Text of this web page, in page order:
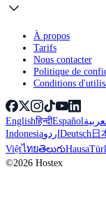
À propos
Tarifs
Nous contacter
Politique de
Conditions
Englishहिन्दीEspañol
IndonesiaاردوDeutsch日
ViệtไทยతెలుగుHausa
©2026 Hostex